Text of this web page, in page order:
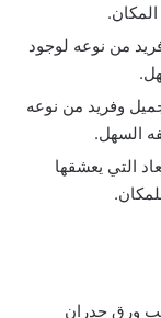
من نوعه لوجود
وفريد من نوعه
السهل.
التي يعشقها
ورق جدران